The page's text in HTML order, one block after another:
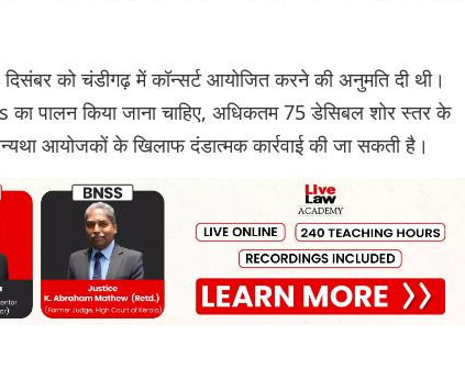
को चंडीगढ़ में कॉन्सर्ट आयोजित करने की अनुमति दी थी।
का पालन किया जाना चाहिए, अधिकतम 75 डेसिबल शोर स्तर के
आयोजकों के खिलाफ दंडात्मक कार्रवाई की जा सकती है।